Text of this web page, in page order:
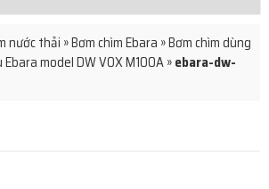
nước thải »Bơm chìm Ebara »Bơm chìm dùng
model DW VOX M100A»ebara-dw-